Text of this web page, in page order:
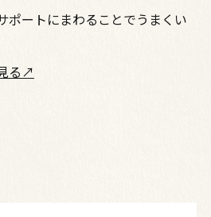
ポートにまわることでうまくい
る↗